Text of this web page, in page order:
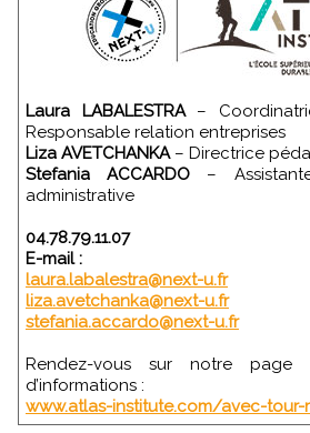
Laura LABALESTRA–
Responsable relation entreprises
Liza AVETCHANKA– Directrice
Stefania ACCARDO –
administrative
04.78.79.11.07
E-mail :
laura.labalestra@next-u.fr
liza.avetchanka@next-u.fr
stefania.accardo@next-u.fr
Rendez-vous sur notre
d’informations :
www.atlas-institute.com/avec-tour-